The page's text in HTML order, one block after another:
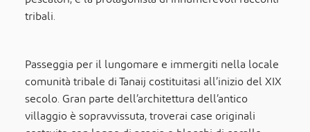
tribali.
Passeggia per il lungomare e immergiti nella locale
comunità tribale di Tanaij costituitasi all’inizio del XIX
secolo. Gran parte dell’architettura dell’antico
villaggio è sopravvissuta, troverai case originali